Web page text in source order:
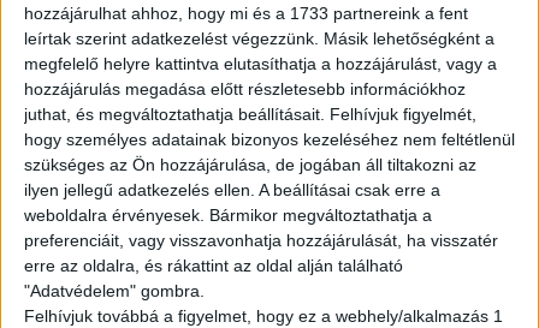
hozzájárulhat ahhoz, hogy mi és a 1733 partnereink a fent
leírtak szerint adatkezelést végezzünk. Másik lehetőségként a
megfelelő helyre kattintva elutasíthatja a hozzájárulást, vagy a
hozzájárulás megadása előtt részletesebb információkhoz
juthat, és megváltoztathatja beállításait. Felhívjuk figyelmét,
hogy személyes adatainak bizonyos kezeléséhez nem feltétlenül
szükséges az Ön hozzájárulása, de jogában áll tiltakozni az
ilyen jellegű adatkezelés ellen. A beállításai csak erre a
weboldalra érvényesek. Bármikor megváltoztathatja a
preferenciáit, vagy visszavonhatja hozzájárulását, ha visszatér
erre az oldalra, és rákattint az oldal alján található
"Adatvédelem" gombra.
Felhívjuk továbbá a figyelmet, hogy ez a webhely/alkalmazás 1
ALKALMI ÁRUHÁZI
KISEGÍTŐ
Siófok
18 év alatt végezhető
2.500,-Ft/óra